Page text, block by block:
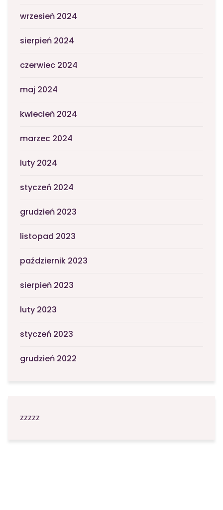
wrzesień 2024
sierpień 2024
czerwiec 2024
maj 2024
kwiecień 2024
marzec 2024
luty 2024
styczeń 2024
grudzień 2023
listopad 2023
październik 2023
sierpień 2023
luty 2023
styczeń 2023
grudzień 2022
zzzzz